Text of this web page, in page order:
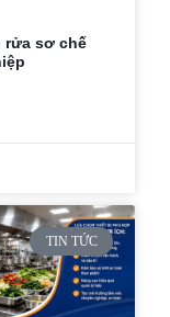
rửa sơ chế
TIN TỨC